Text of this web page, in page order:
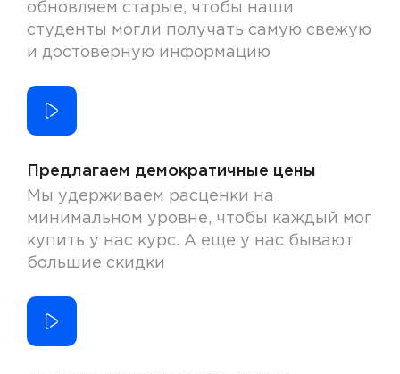
обновляем старые, чтобы наши
студенты могли получать самую свежую
и достоверную информацию
Предлагаем демократичные цены
Мы удерживаем расценки на
минимальном уровне, чтобы каждый мог
купить у нас курс. А еще у нас бывают
большие скидки